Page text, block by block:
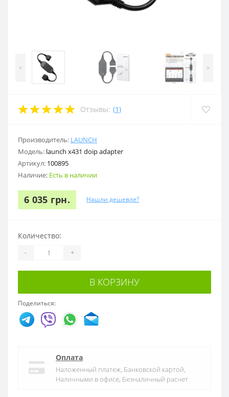
< >
Отзывы: (1)
Производитель: LAUNCH
Модель: launch x431 doip adapter
Артикул: 100895
Наличие: Есть в наличии
6 035 грн. Нашли дешевле?
Количество:
- +
В КОРЗИНУ
Поделиться:
Оплата
Наложенный платеж, Банковской картой,
Наличными в офисе, Безналичный расчет